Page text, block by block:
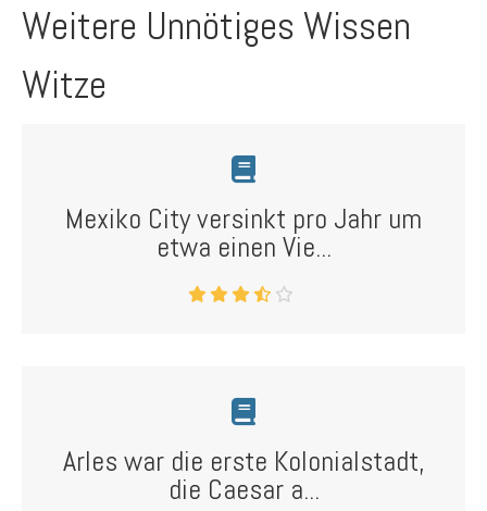
Weitere Unnötiges Wissen
Witze
Mexiko City versinkt pro Jahr um
etwa einen Vie...
Arles war die erste Kolonialstadt,
die Caesar a...